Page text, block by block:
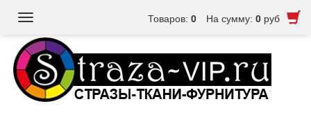
Товаров: 0 На сумму: 0 руб
Toggle